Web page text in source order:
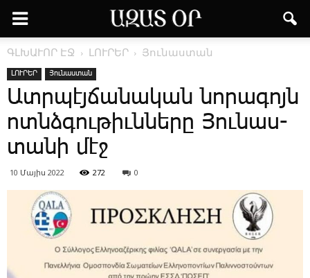
ԳԼԽԱՒՈՐ ԷՋ ԼՈՒՐԵՐ Յունաստան
ԼՈՒՐԵՐ Յունաստան
Ատր­պէյ­ճա­նա­կան նո­րա­գոյն
ոտնձ­գու­թիւն­նե­րը ­Յու­նաս­
տա­նի մէջ
10 Մայիս 2022 272 0